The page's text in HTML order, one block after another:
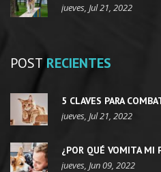
jueves, Jul 21, 2022
POST RECIENTES
5 CLAVES PARA
jueves, Jul 21, 2022
¿POR QUÉ VOMITA MI
jueves, Jun 09, 2022